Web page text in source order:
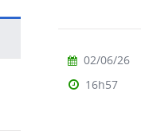
02/06/26
16h57